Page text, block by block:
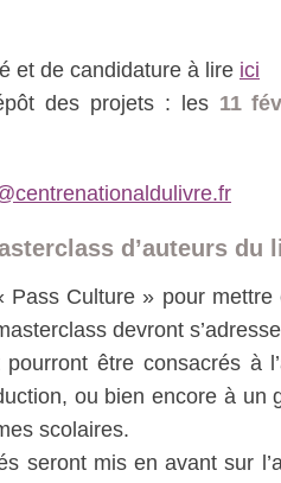
et de candidature à lire ici
des projets : les 11
d’auteurs du
Pass Culture » pour
devront
être consacrés à
ou bien encore à
scolaires.
seront mis en avant sur